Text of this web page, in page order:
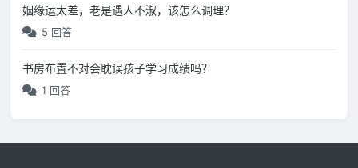
姻缘运太差，老是遇人不淑，该怎么调理？
5 回答
书房布置不对会耽误孩子学习成绩吗？
1 回答